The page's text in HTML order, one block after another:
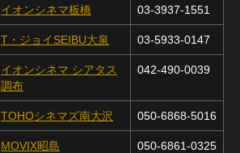
イオンシネマ板橋 03-3937-1551
T・ジョイSEIBU大泉 03-5933-0147
イオンシネマ シアタス
調布
042-490-0039
TOHOシネマズ南大沢 050-6868-5016
MOVIX昭島 050-6861-0325